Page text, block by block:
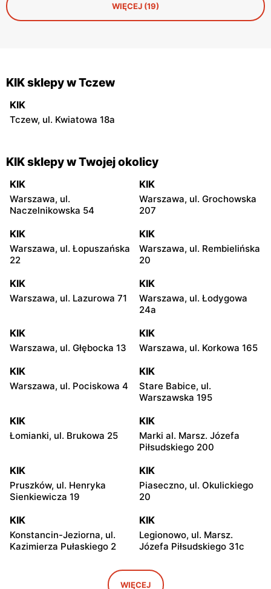
WIĘCEJ (19)
KIK sklepy w Tczew
KIK
Tczew, ul. Kwiatowa 18a
KIK sklepy w Twojej okolicy
KIK
Warszawa, ul.
Naczelnikowska 54
KIK
Warszawa, ul. Grochowska
207
KIK
Warszawa, ul. Łopuszańska
22
KIK
Warszawa, ul. Rembielińska
20
KIK
Warszawa, ul. Lazurowa 71
KIK
Warszawa, ul. Łodygowa
24a
KIK
Warszawa, ul. Głębocka 13
KIK
Warszawa, ul. Korkowa 165
KIK
Warszawa, ul. Pociskowa 4
KIK
Stare Babice, ul.
Warszawska 195
KIK
Łomianki, ul. Brukowa 25
KIK
Marki al. Marsz. Józefa
Piłsudskiego 200
KIK
Pruszków, ul. Henryka
Sienkiewicza 19
KIK
Piaseczno, ul. Okulickiego
20
KIK
Konstancin-Jeziorna, ul.
Kazimierza Pułaskiego 2
KIK
Legionowo, ul. Marsz.
Józefa Piłsudskiego 31c
Radzymin al. Jana Pawła II
KIK
Wołomin, ul. Geodetów 2
WIĘCEJ